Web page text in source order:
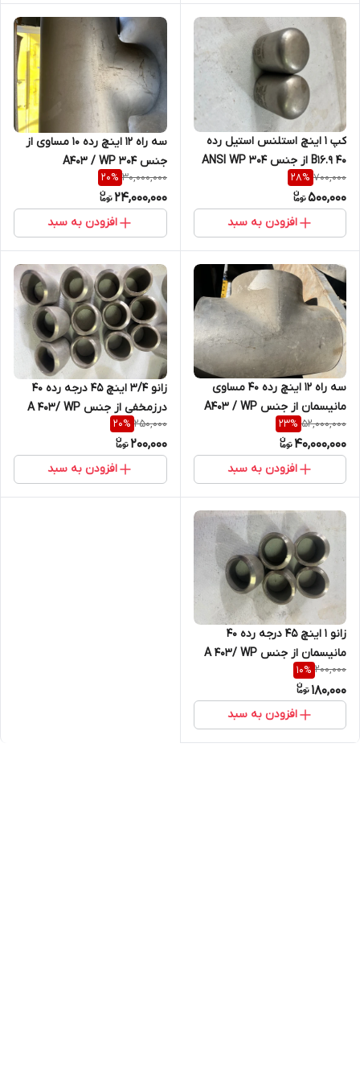
کپ 1 اینچ استلنس استیل رده
40 B16.9 از جنس ANSI WP 304
700,000
28%
500,000
افزودن به سبد
سه راه 12 اینچ رده 10 مساوی از
جنس A403 / WP 304
30,000,000
20%
24,000,000
افزودن به سبد
سه راه 12 اینچ رده 40 مساوی
مانیسمان از جنس A403 / WP
304
52,000,000
23%
40,000,000
افزودن به سبد
زانو 3/4 اینچ 45 درجه رده 40
درزمخفی از جنس A 403/ WP
304
250,000
20%
200,000
افزودن به سبد
زانو 1 اینچ 45 درجه رده 40
مانیسمان از جنس A 403/ WP
304
200,000
10%
180,000
افزودن به سبد